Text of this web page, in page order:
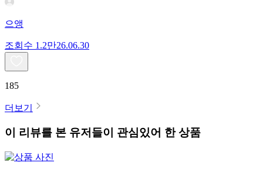
으앵
조회수 1.2만26.06.30
185
더보기
이 리뷰를 본 유저들이 관심있어 한 상품